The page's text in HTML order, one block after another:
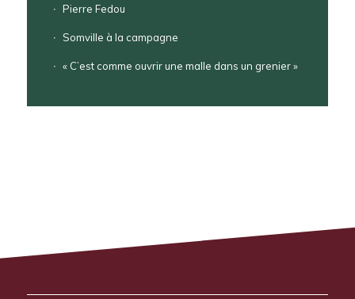
Pierre Fedou
Somville à la campagne
« C’est comme ouvrir une malle dans un grenier »